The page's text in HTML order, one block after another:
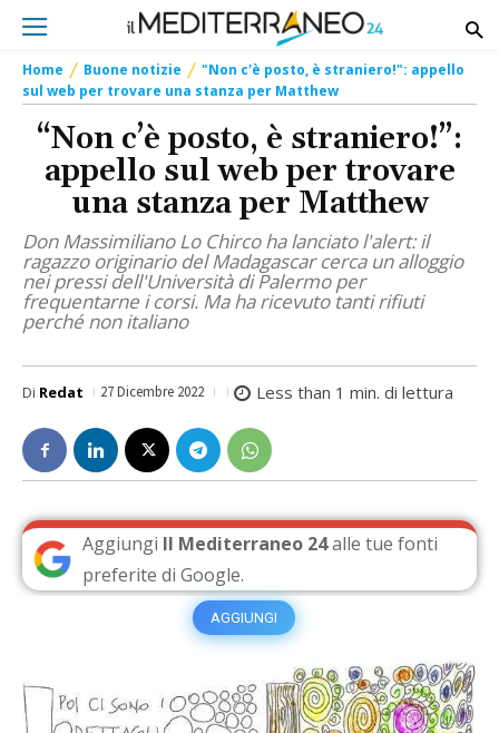
Home Buone notizie
"Non c'è posto, è straniero!": appello
sul web per trovare una stanza per Matthew
“Non c’è posto, è straniero!”:
appello sul web per trovare
una stanza per Matthew
Don Massimiliano Lo Chirco ha lanciato l'alert: il
ragazzo originario del Madagascar cerca un alloggio
nei pressi dell'Università di Palermo per
frequentarne i corsi. Ma ha ricevuto tanti rifiuti
perché non italiano
Di Redat 27 Dicembre 2022 Less than 1 min. di lettura
Aggiungi Il Mediterraneo 24alle tue fonti
preferite di Google.
AGGIUNGI